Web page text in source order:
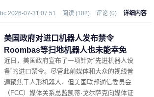
2026-07-31 07:51 阅读 (102) 评论 (0) 详细内容
美国政府对进口机器人发布禁令
Roombas等扫地机器人也未能幸免
近日，美国政府宣布了一项针对“先进机器人设
备”的进口禁令。尽管此前媒体和大众的视线普
遍聚焦于人形机器人，但美国联邦通信委员会
（FCC）媒体关系总监凯蒂·戈尔萨克向媒体证